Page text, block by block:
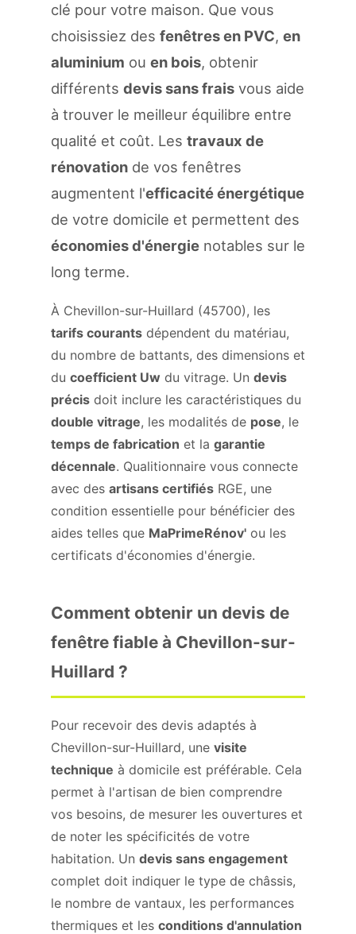
clé pour votre maison. Que vous
choisissiez des fenêtres en PVC, en
aluminium ou en bois, obtenir
différents devis sans frais vous aide
à trouver le meilleur équilibre entre
qualité et coût. Les travaux de
rénovation de vos fenêtres
augmentent l'efficacité énergétique
de votre domicile et permettent des
économies d'énergie notables sur le
long terme.
À Chevillon-sur-Huillard (45700), les
tarifs courants dépendent du matériau,
du nombre de battants, des dimensions et
du coefficient Uw du vitrage. Un devis
précis doit inclure les caractéristiques du
double vitrage, les modalités de pose, le
temps de fabrication et la garantie
décennale. Qualitionnaire vous connecte
avec des artisans certifiés RGE, une
condition essentielle pour bénéficier des
aides telles que MaPrimeRénov' ou les
certificats d'économies d'énergie.
Comment obtenir un devis de
fenêtre fiable à Chevillon-sur-
Huillard ?
Pour recevoir des devis adaptés à
Chevillon-sur-Huillard, une visite
technique à domicile est préférable. Cela
permet à l'artisan de bien comprendre
vos besoins, de mesurer les ouvertures et
de noter les spécificités de votre
habitation. Un devis sans engagement
complet doit indiquer le type de châssis,
le nombre de vantaux, les performances
thermiques et les conditions d'annulation